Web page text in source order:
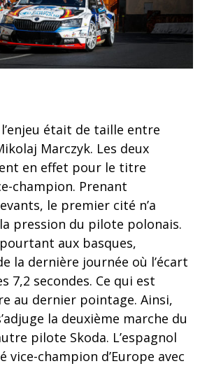
était de taille entre
Marczyk. Les deux
en effet pour le titre
champion. Prenant
le premier cité n’a
pression du pilote polonais.
aux basques,
la dernière journée où l’écart
7,2 secondes. Ce qui est
au dernier pointage. Ainsi,
la deuxième marche du
pilote Skoda. L’espagnol
vice-champion d’Europe avec